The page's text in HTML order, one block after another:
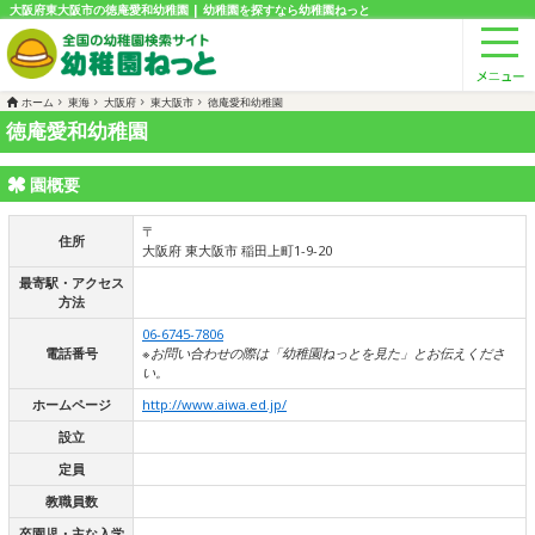
大阪府東大阪市の徳庵愛和幼稚園 | 幼稚園を探すなら幼稚園ねっと
ホーム 東海 大阪府 東大阪市 徳庵愛和幼稚園
徳庵愛和幼稚園
園概要
住所
〒
大阪府 東大阪市 稲田上町1-9-20
最寄駅・アクセス
方法
電話番号
06-6745-7806
※お問い合わせの際は「幼稚園ねっとを見た」とお伝えくださ
い。
ホームページ
http://www.aiwa.ed.jp/
設立
定員
教職員数